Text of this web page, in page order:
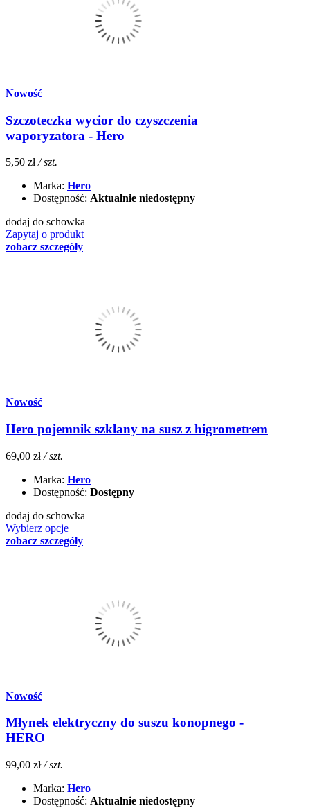
Nowość
Szczoteczka wycior do czyszczenia
waporyzatora - Hero
5,50 zł/ szt.
Marka: Hero
Dostępność: Aktualnie niedostępny
dodaj do schowka
Zapytaj o produkt
zobacz szczegóły
Nowość
Hero pojemnik szklany na susz z higrometrem
69,00 zł/ szt.
Marka: Hero
Dostępność: Dostępny
dodaj do schowka
Wybierz opcje
zobacz szczegóły
Nowość
Młynek elektryczny do suszu konopnego -
HERO
99,00 zł/ szt.
Marka: Hero
Dostępność: Aktualnie niedostępny